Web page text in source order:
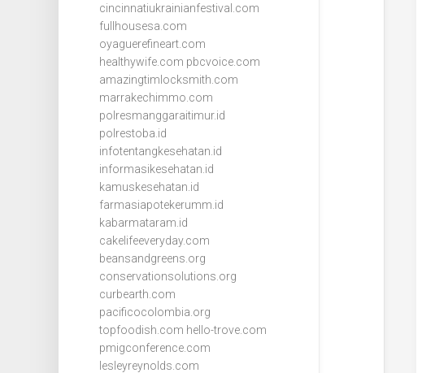
cincinnatiukrainianfestival.com
fullhousesa.com
oyaguerefineart.com
healthywife.com pbcvoice.com
amazingtimlocksmith.com
marrakechimmo.com
polresmanggaraitimur.id
polrestoba.id
infotentangkesehatan.id
informasikesehatan.id
kamuskesehatan.id
farmasiapotekerumm.id
kabarmataram.id
cakelifeeveryday.com
beansandgreens.org
conservationsolutions.org
curbearth.com
pacificocolombia.org
topfoodish.com hello-trove.com
pmigconference.com
lesleyreynolds.com